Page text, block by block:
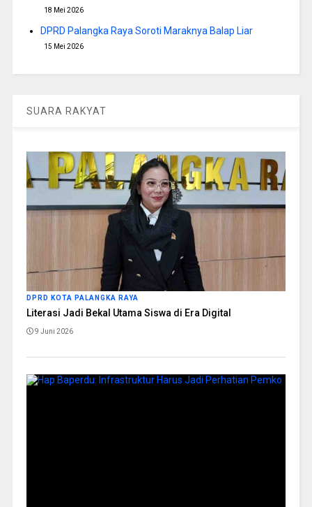
18 Mei 2026
DPRD Palangka Raya Soroti Maraknya Balap Liar
15 Mei 2026
SUARA RAKYAT
DPRD KOTA PALANGKA RAYA
Literasi Jadi Bekal Utama Siswa di Era Digital
9 Juni 2026